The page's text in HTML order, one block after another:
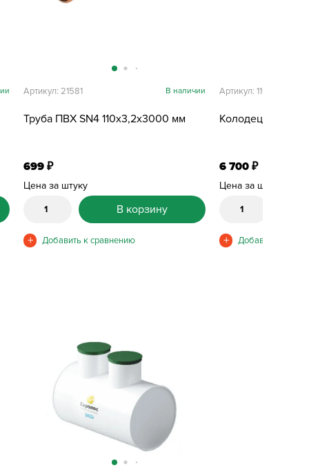
Труба ПВХ SN4 110х3,2х3000 мм
Артикул: 21581 В наличии
699₽
Цена за штуку
В корзину
Колодец 1,5 м
Артикул: 11959
6 700₽
Цена за штуку